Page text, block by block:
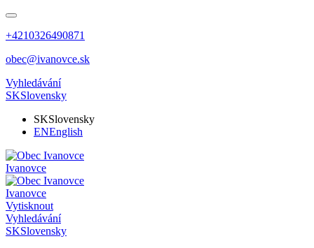
+4210326490871
obec@ivanovce.sk
Vyhledávání
SKSlovensky
SKSlovensky
ENEnglish
Ivanovce
Ivanovce
Vytisknout
Vyhledávání
SKSlovensky